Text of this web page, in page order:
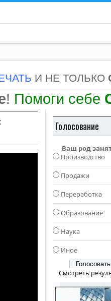
И НЕ ТОЛЬКО
! Помоги себе
Голосование
Ваш род
Производство
Продажи
Переработка
Образование
Наука
Иное
Смотреть